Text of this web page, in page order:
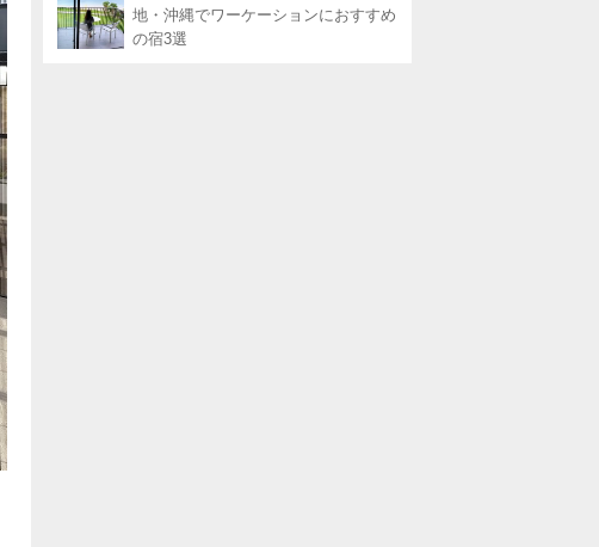
地・沖縄でワーケーションにおすすめ
の宿3選